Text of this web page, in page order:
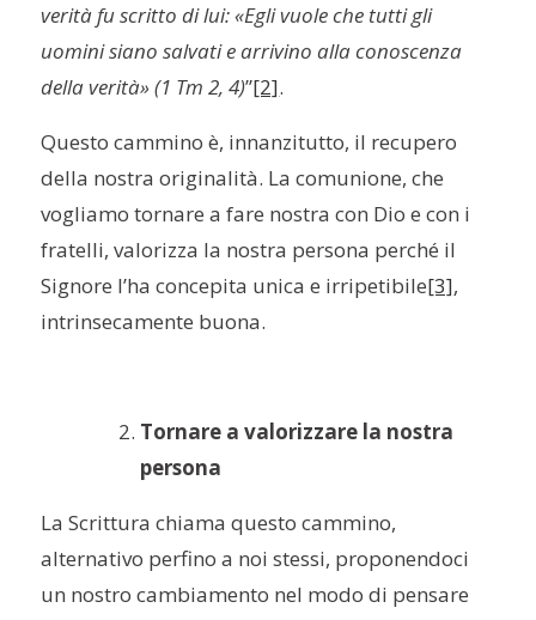
verità fu scritto di lui: «Egli vuole che tutti gli
uomini siano salvati e arrivino alla conoscenza
della verità» (1 Tm 2, 4)”[2].
Questo cammino è, innanzitutto, il recupero
della nostra originalità. La comunione, che
vogliamo tornare a fare nostra con Dio e con i
fratelli, valorizza la nostra persona perché il
Signore l’ha concepita unica e irripetibile[3],
intrinsecamente buona.
Tornare a valorizzare la nostra
persona
La Scrittura chiama questo cammino,
alternativo perfino a noi stessi, proponendoci
un nostro cambiamento nel modo di pensare